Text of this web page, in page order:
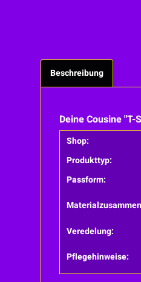
Beschreibung
Deine Cousine
Shop:
Produkttyp:
Passform:
Veredelung:
Pflegehinweise: